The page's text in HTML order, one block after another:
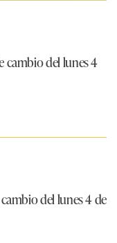
cambio del lunes 4
del lunes 4 de